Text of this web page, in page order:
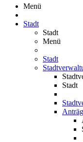
Menü
Stadt
Stadt
Menü
Stadt
Stadt